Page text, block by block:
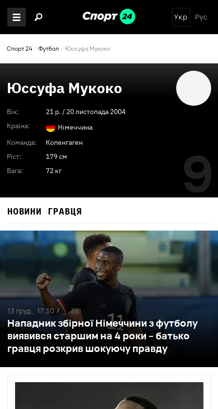
Укр Рус
Спорт 24 Футбол Юссуфа Мукоко
Юссуфа Мукоко
Вік: 21 p. / 20 листопада 2004
Країна:
Німеччина
Команда:
Копенгаген
Ріст:
179 см
Вага:
72 кг 9
НОВИНИ ГРАВЦЯ
Нападник збірної Німеччини з футболу
виявився старшим на 4 роки – батько
гравця розкрив шокуючу правду
13 груд , 17:30 / 35